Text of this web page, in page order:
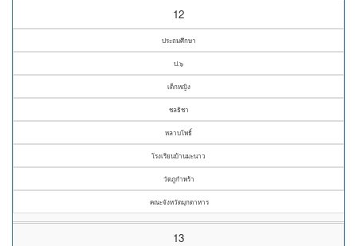
12
ประถมศึกษา
ป.๖
เด็กหญิง
ชลธิชา
หลาบโพธิ์
โรงเรียนบ้านมะนาว
วัดภูกำพร้า
คณะจังหวัดมุกดาหาร
13